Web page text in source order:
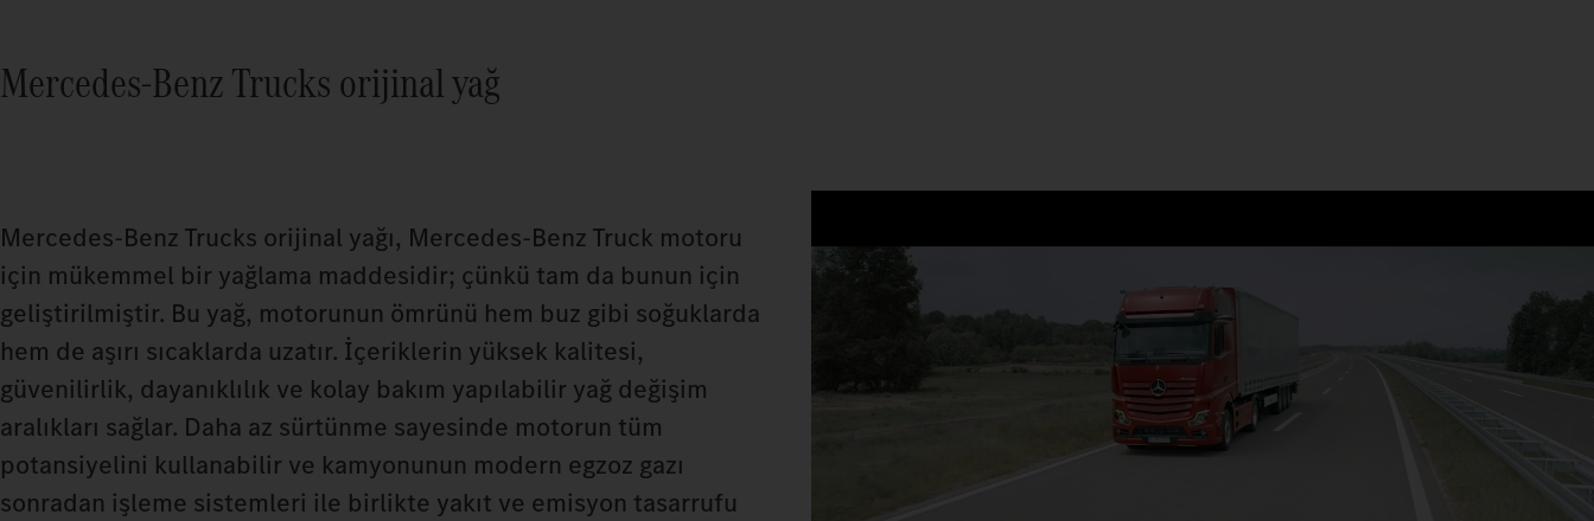
Mercedes‑Benz Trucks orijinal yağ
Mercedes‑Benz Trucks orijinal yağı, Mercedes‑Benz Truck motoru
için mükemmel bir yağlama maddesidir; çünkü tam da bunun için
geliştirilmiştir. Bu yağ, motorunun ömrünü hem buz gibi soğuklarda
hem de aşırı sıcaklarda uzatır. İçeriklerin yüksek kalitesi,
güvenilirlik, dayanıklılık ve kolay bakım yapılabilir yağ değişim
aralıkları sağlar. Daha az sürtünme sayesinde motorun tüm
potansiyelini kullanabilir ve kamyonunun modern egzoz gazı
sonradan işleme sistemleri ile birlikte yakıt ve emisyon tasarrufu